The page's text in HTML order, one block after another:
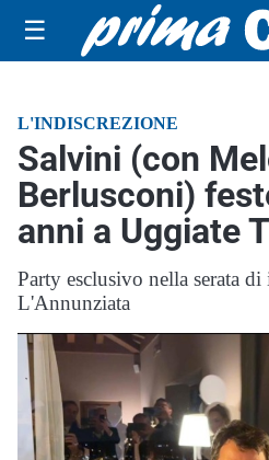
☰
L'INDISCREZIONE
Salvini (con
Berlusconi)
anni a Uggiate
Party esclusivo nella serata di
L'Annunziata